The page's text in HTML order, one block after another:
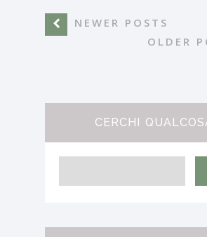
NEWER POSTS
OLDER
CERCHI